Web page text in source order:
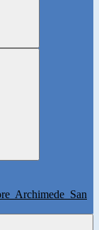
Archimede San